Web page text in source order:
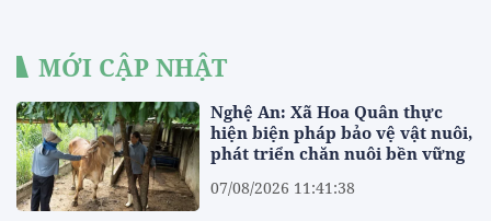
MỚI CẬP NHẬT
Nghệ An: Xã Hoa Quân thực
hiện biện pháp bảo vệ vật nuôi,
phát triển chăn nuôi bền vững
07/08/2026 11:41:38